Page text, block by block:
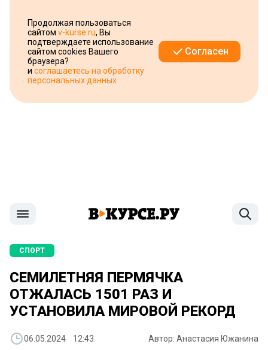
Продолжая пользоваться
сайтом v-kurse.ru, Вы
подтверждаете использование
сайтом cookies Вашего
браузера?
и соглашаетесь на обработку
персональных данных
Согласен
СПОРТ
СЕМИЛЕТНЯЯ ПЕРМЯЧКА
ОТЖАЛАСЬ 1501 РАЗ И
УСТАНОВИЛА МИРОВОЙ РЕКОРД
06.05.2024 12:43 Автор: Анастасия Южанина